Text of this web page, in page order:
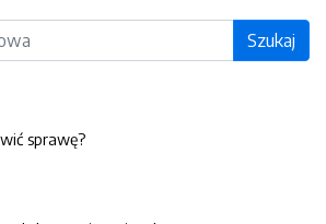
Szukaj
sprawę?